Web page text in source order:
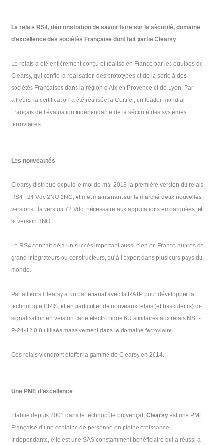
Le relais RS4, démonstration de savoir faire sur la sécurité, domaine
d’excellence des sociétés Française dont fait partie Clearsy
Le relais a été entièrement conçu et réalisé en France par les équipes de
Clearsy, qui confie la réalisation des prototypes et de la série à des
sociétés Françaises dans la région d’Aix en Provence et de Lyon. Par
ailleurs, la certification a été réalisée la Certifer, un leader mondial
Français de l’évaluation indépendante de la sécurité des systèmes
ferroviaires.
Les nouveautés
Clearsy distribue depuis le moi de mai 2013 la première version du relais
RS4 : 24 Vdc 2NO 2NC, et met maintenant sur le marché deux nouvelles
versions : la version 72 Vdc, nécessaire aux applications embarquées, et
la version 3NO.
Le RS4 connait déjà un succès important aussi bien en France auprès de
grand intégrateurs ou constructeurs, qu’à l’export dans plusieurs pays du
monde.
Par ailleurs Clearsy a un partenariat avec la RATP pour développer la
technologie CRIS, et en particulier de nouveaux relais (et basculeurs) de
signalisation en version carte électronique 6U similaires aux relais NS1-
P-24-12.0.8 utilisés massivement dans le domaine ferroviaire.
Ces relais viendront étoffer la gamme de Clearsy en 2014.
Une PME d’excellence
Etablie depuis 2001 dans le technopôle provençal,Clearsy est une PME
Française d’une centaine de personne en pleine croissance.
Indépendante, elle est une SAS constamment bénéficiaire qui a réussi à